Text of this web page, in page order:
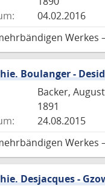
04.02.2016
Werkes
Boulanger -
Backer,
1891
24.08.2015
Werkes
Desjacques -